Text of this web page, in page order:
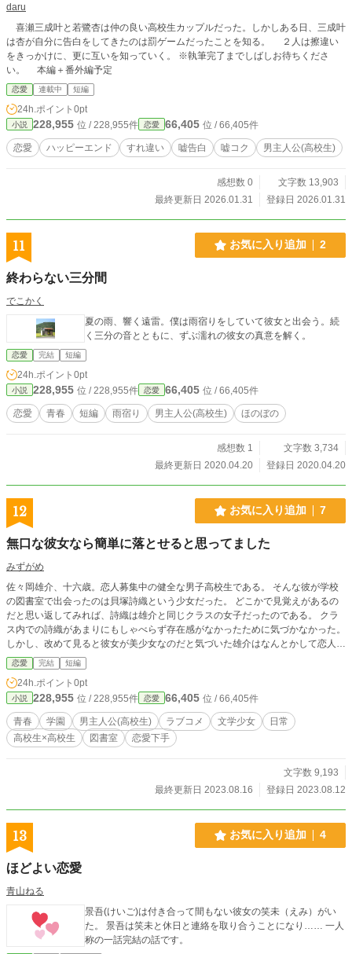
daru
喜瀬三成叶と若鷺杏は仲の良い高校生カップルだった。しかしある日、三成叶
は杏が自分に告白をしてきたのは罰ゲームだったことを知る。 ２人は擦違い
をきっかけに、更に互いを知っていく。 ※執筆完了までしばしお待ちくださ
い。 本編＋番外編予定
恋愛 連載中 短編
24h.ポイント 0pt
小説 228,955 位 / 228,955件 恋愛 66,405 位 / 66,405件
恋愛 ハッピーエンド すれ違い 嘘告白 嘘コク 男主人公(高校生)
感想数 0
文字数 13,903
最終更新日 2026.01.31
登録日 2026.01.31
11 お気に入り追加 2
終わらない三分間
でこかく
夏の雨、響く遠雷。僕は雨宿りをしていて彼女と出会う。続
く三分の音とともに、ずぶ濡れの彼女の真意を解く。
恋愛 完結 短編
24h.ポイント 0pt
小説 228,955 位 / 228,955件 恋愛 66,405 位 / 66,405件
恋愛 青春 短編 雨宿り 男主人公(高校生) ほのぼの
感想数 1
文字数 3,734
最終更新日 2020.04.20
登録日 2020.04.20
12 お気に入り追加 7
無口な彼女なら簡単に落とせると思ってました
みずがめ
佐々岡雄介、十六歳。恋人募集中の健全な男子高校生である。 そんな彼が学校
の図書室で出会ったのは貝塚詩織という少女だった。 どこかで見覚えがあるの
だと思い返してみれば、詩織は雄介と同じクラスの女子だったのである。 クラ
ス内での詩織があまりにもしゃべらず存在感がなかったために気づかなかった。
しかし、改めて見ると彼女が美少女なのだと気づいた雄介はなんとかして恋人に
しようと動くのであった。 これは無口少女と無駄に積極性のある少年による、
とっても健全なラブコメものである。
恋愛 完結 短編
24h.ポイント 0pt
小説 228,955 位 / 228,955件 恋愛 66,405 位 / 66,405件
青春 学園 男主人公(高校生) ラブコメ 文学少女
日常
高校生×高校生
図書室 恋愛下手
文字数 9,193
最終更新日 2023.08.16
登録日 2023.08.12
13 お気に入り追加 4
ほどよい恋愛
青山ねる
景吾(けいご)は付き合って間もない彼女の笑未（えみ）がい
た。 景吾は笑未と休日と連絡を取り合うことになり…… 一人
称の一話完結の話です。